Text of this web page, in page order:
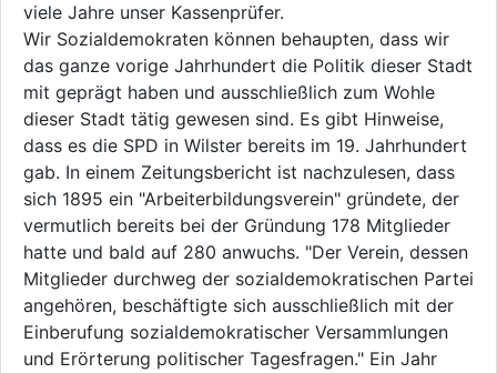
viele Jahre unser Kassenprüfer.
Wir Sozialdemokraten können behaupten, dass wir
das ganze vorige Jahrhundert die Politik dieser Stadt
mit geprägt haben und ausschließlich zum Wohle
dieser Stadt tätig gewesen sind. Es gibt Hinweise,
dass es die SPD in Wilster bereits im 19. Jahrhundert
gab. In einem Zeitungsbericht ist nachzulesen, dass
sich 1895 ein "Arbeiterbildungsverein" gründete, der
vermutlich bereits bei der Gründung 178 Mitglieder
hatte und bald auf 280 anwuchs. "Der Verein, dessen
Mitglieder durchweg der sozialdemokratischen Partei
angehören, beschäftigte sich ausschließlich mit der
Einberufung sozialdemokratischer Versammlungen
und Erörterung politischer Tagesfragen." Ein Jahr